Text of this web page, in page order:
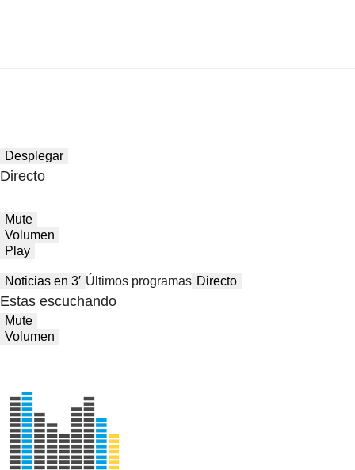
Desplegar
Directo
Mute
Volumen
Play
Noticias en 3′ Últimos programas Directo
Estas escuchando
Mute
Volumen